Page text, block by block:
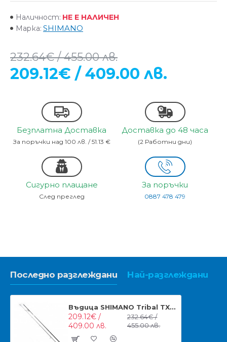
Наличност: НЕ Е НАЛИЧЕН
Марка: SHIMANO
209.12€ / 409.00 лв.
232.64€ / 455.00 лв.
Безплатна Доставка
За поръчки над 100 лв. / 51.13 €
Доставка до 48 часа
(2 Работни дни)
Сигурно плащане
След преглед
За поръчки
0887 478 479
Последно разглеждани Най-разглеждани
Въдица SHIMANO Tribal TX7 12ft 3,25Lb
209.12€ /
409.00 лв.
232.64€ /
455.00 лв.